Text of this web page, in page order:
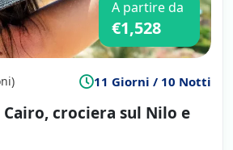
A partire da
€1,528
11 Giorni / 10 Notti
crociera sul Nilo e